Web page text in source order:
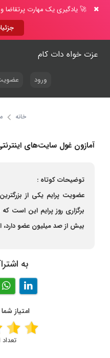
🚀 یادگیری یک مهارت پرتقاضا
عزت خواه دات کام
ورود
خانه
آمازون غول سایت‌های
توضیحات کوتاه :
عضویت پرایم یکی از
برگزاری روز پرایم این است
بیش از صد میلیون عضو
به
امتیاز
تعداد